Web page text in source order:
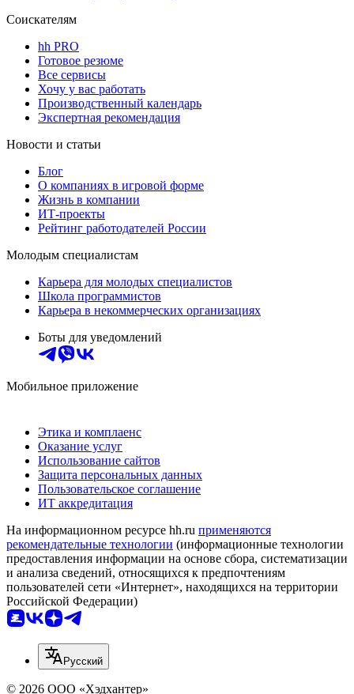
Соискателям
hh PRO
Готовое резюме
Все сервисы
Хочу у вас работать
Производственный календарь
Экспертная рекомендация
Новости и статьи
Блог
О компаниях в игровой форме
Жизнь в компании
ИТ-проекты
Рейтинг работодателей России
Молодым специалистам
Карьера для молодых специалистов
Школа программистов
Карьера в некоммерческих организациях
Боты для уведомлений
Мобильное приложение
Этика и комплаенс
Оказание услуг
Использование сайтов
Защита персональных данных
Пользовательское соглашение
ИТ аккредитация
На информационном ресурсе hh.ru применяются
рекомендательные технологии (информационные технологии
предоставления информации на основе сбора, систематизации
и анализа сведений, относящихся к предпочтениям
пользователей сети «Интернет», находящихся на территории
Российской Федерации)
Русский
© 2026 ООО «Хэдхантер»